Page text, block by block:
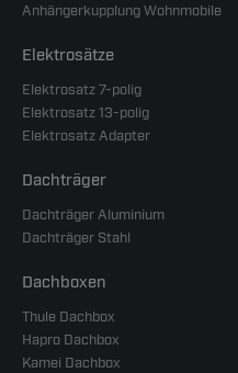
Anhängerkupplung Wohnmobile
Elektrosätze
Elektrosatz 7-polig
Elektrosatz 13-polig
Elektrosatz Adapter
Dachträger
Dachträger Aluminium
Dachträger Stahl
Dachboxen
Thule Dachbox
Hapro Dachbox
Kamei Dachbox